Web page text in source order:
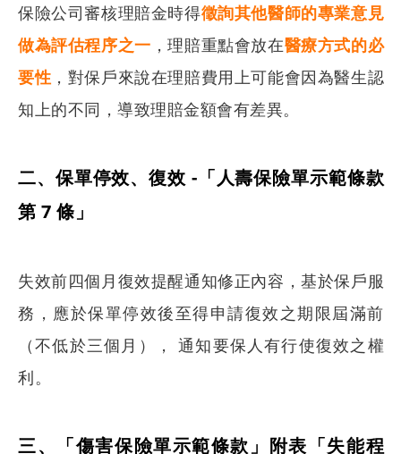
保險公司審核理賠金時得徵詢其他醫師的專業意見
做為評估程序之一 ，理賠重點會放在醫療方式的必
要性 ，對保戶來說在理賠費用上可能會因為醫生認
知上的不同，導致理賠金額會有差異。
二、保單停效、復效 -「人壽保險單示範條款
第 7 條」
失效前四個月復效提醒通知修正內容，基於保戶服
務，應於保單停效後至得申請復效之期限屆滿前
（不低於三個月）， 通知要保人有行使復效之權
利。
三、「傷害保險單示範條款」附表「失能程